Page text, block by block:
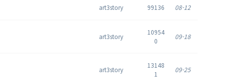
art3story 99136 08-12
art3story
10954
0
09-18
art3story
13148
1
09-25